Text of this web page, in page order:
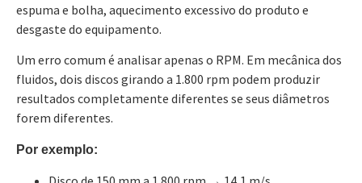
espuma e bolha, aquecimento excessivo do produto e
desgaste do equipamento.
Um erro comum é analisar apenas o RPM. Em mecânica dos
fluidos, dois discos girando a 1.800 rpm podem produzir
resultados completamente diferentes se seus diâmetros
forem diferentes.
Por exemplo: